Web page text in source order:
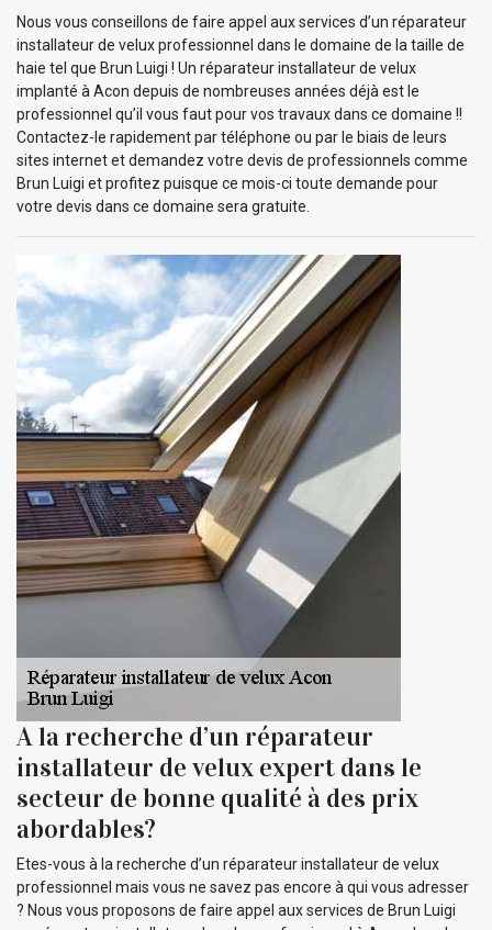
Nous vous conseillons de faire appel aux services d’un réparateur
installateur de velux professionnel dans le domaine de la taille de
haie tel que Brun Luigi ! Un réparateur installateur de velux
implanté à Acon depuis de nombreuses années déjà est le
professionnel qu’il vous faut pour vos travaux dans ce domaine !!
Contactez-le rapidement par téléphone ou par le biais de leurs
sites internet et demandez votre devis de professionnels comme
Brun Luigi et profitez puisque ce mois-ci toute demande pour
votre devis dans ce domaine sera gratuite.
A la recherche d’un réparateur
installateur de velux expert dans le
secteur de bonne qualité à des prix
abordables?
Etes-vous à la recherche d’un réparateur installateur de velux
professionnel mais vous ne savez pas encore à qui vous adresser
? Nous vous proposons de faire appel aux services de Brun Luigi